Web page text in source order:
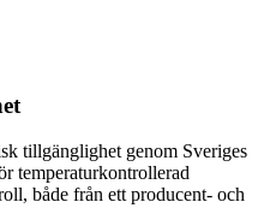
tillgänglighet genom Sveriges
temperaturkontrollerad
både från ett producent- och